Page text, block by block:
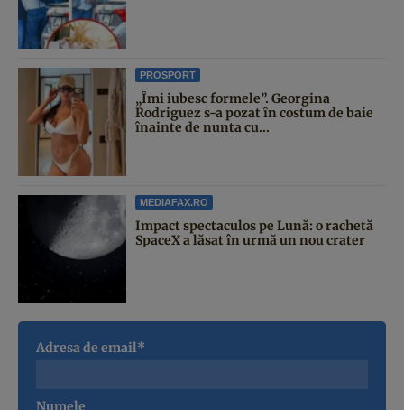
PROSPORT
„Îmi iubesc formele”. Georgina
Rodriguez s-a pozat în costum de baie
înainte de nunta cu...
MEDIAFAX.RO
Impact spectaculos pe Lună: o rachetă
SpaceX a lăsat în urmă un nou crater
Adresa de email*
Numele